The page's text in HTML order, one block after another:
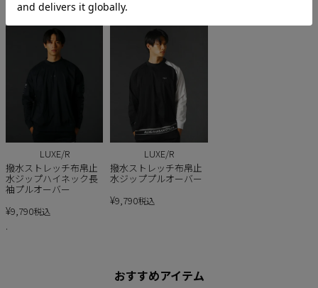
LUXE/R
撥水ストレッチ布帛止
水ジップハイネック長
袖プルオーバー
¥9,790税込
LUXE/R
撥水ストレッチ布帛止
水ジッププルオーバー
¥9,790税込
.
おすすめアイテム